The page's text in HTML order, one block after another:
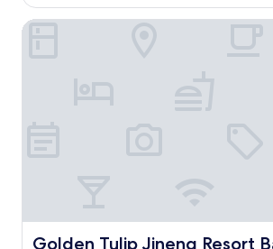
ulasan)
Golden Tulip Jineng Resort
Golden Tulip Jineng Resort Bali
Golden Tulip Jineng Resort Bali